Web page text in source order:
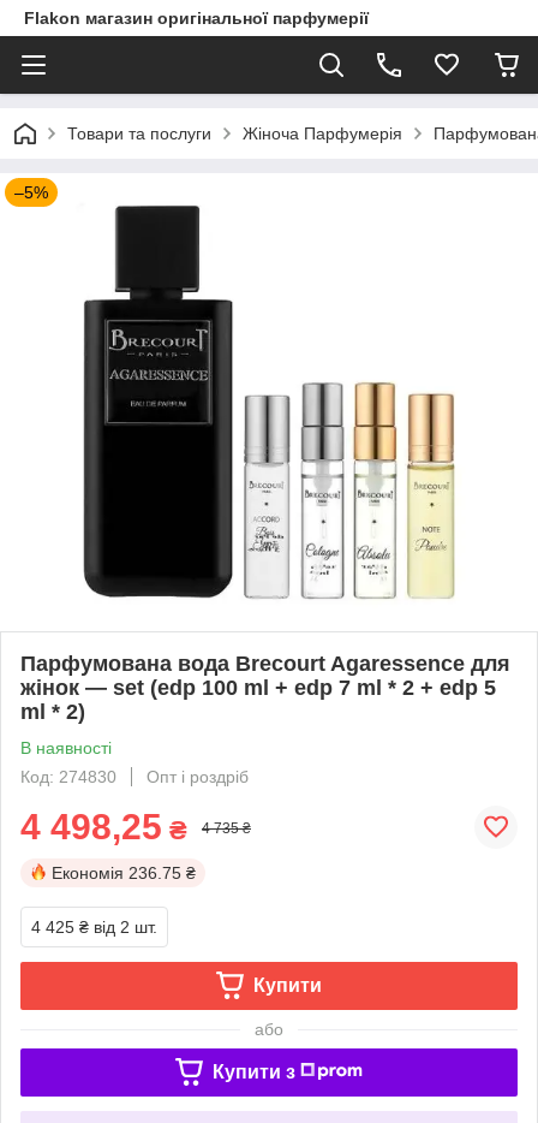
Flakon магазин оригінальної парфумерії
Товари та послуги Жіноча Парфумерія
–5%
Парфумована вода Brecourt Agaressence для
жінок — set (edp 100 ml + edp 7 ml * 2 + edp 5
ml * 2)
В наявності
Код: 274830
Опт і роздріб
4 498,25 ₴ 4 735 ₴
Економія 236.75 ₴
4 425 ₴ від 2 шт.
Купити
або
Купити з